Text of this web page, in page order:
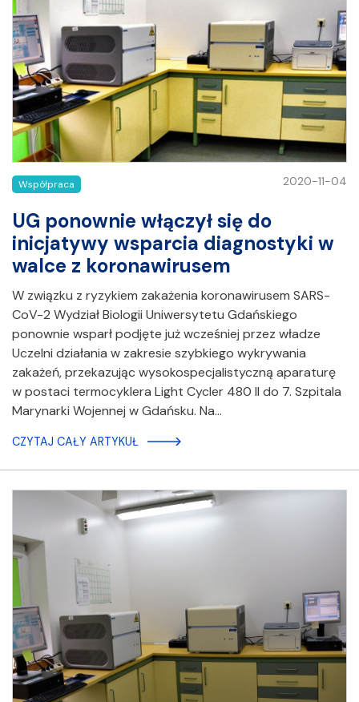
Współpraca 2020-11-04
UG ponownie włączył się do
inicjatywy wsparcia diagnostyki w
walce z koronawirusem
W związku z ryzykiem zakażenia koronawirusem SARS-
CoV-2 Wydział Biologii Uniwersytetu Gdańskiego
ponownie wsparł podjęte już wcześniej przez władze
Uczelni działania w zakresie szybkiego wykrywania
zakażeń, przekazując wysokospecjalistyczną aparaturę
w postaci termocyklera Light Cycler 480 II do 7. Szpitala
Marynarki Wojennej w Gdańsku. Na…
CZYTAJ CAŁY ARTYKUŁ